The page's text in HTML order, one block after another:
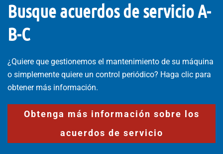
Busque acuerdos de servicio A-
B-C
¿Quiere que gestionemos el mantenimiento de su máquina
o simplemente quiere un control periódico? Haga clic para
obtener más información.
Obtenga más información sobre los
acuerdos de servicio